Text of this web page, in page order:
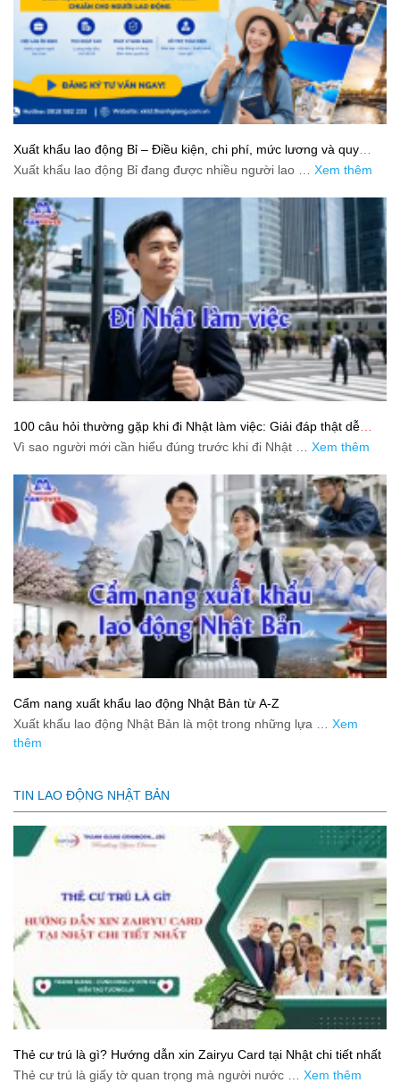
Xuất khẩu lao động Bỉ – Điều kiện, chi phí, mức lương và quy
trình chuẩn cho người lao động
Xuất khẩu lao động Bỉ đang được nhiều người lao … Xem thêm
100 câu hỏi thường gặp khi đi Nhật làm việc: Giải đáp thật dễ
hiểu cho người mới bắt đầu
Vì sao người mới cần hiểu đúng trước khi đi Nhật … Xem thêm
Cẩm nang xuất khẩu lao động Nhật Bản từ A-Z
Xuất khẩu lao động Nhật Bản là một trong những lựa … Xem
thêm
TIN LAO ĐỘNG NHẬT BẢN
Thẻ cư trú là gì? Hướng dẫn xin Zairyu Card tại Nhật chi tiết nhất
Thẻ cư trú là giấy tờ quan trọng mà người nước … Xem thêm